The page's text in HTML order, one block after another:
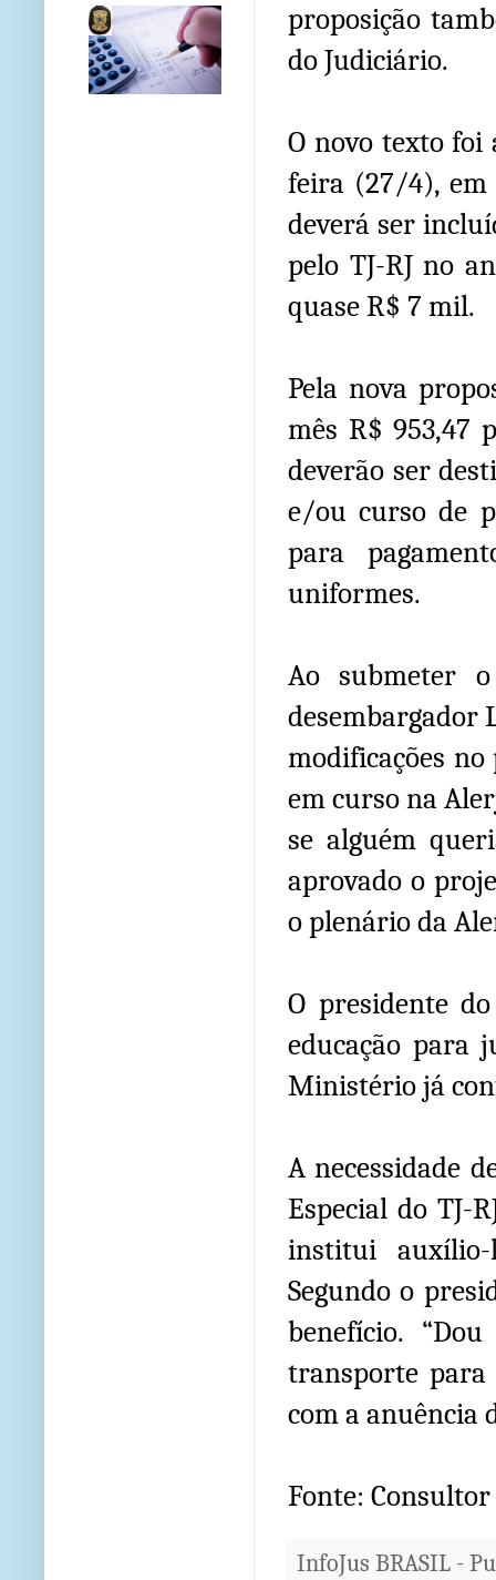
proposição
do Judiciário.
O novo texto foi
feira (27/4), em
deverá ser
pelo TJ-RJ no
quase R$ 7 mil.
Pela nova
mês R$ 953,47
deverão ser
e/ou curso de
para
uniformes.
Ao submeter
desembargador
modificações
em curso na
se alguém
aprovado o
o plenário da
O presidente
educação para
Ministério já
A necessidade
Especial do TJ-
institui
Segundo o
benefício.
transporte para
com a anuência
Fonte:
InfoJus BRASIL -